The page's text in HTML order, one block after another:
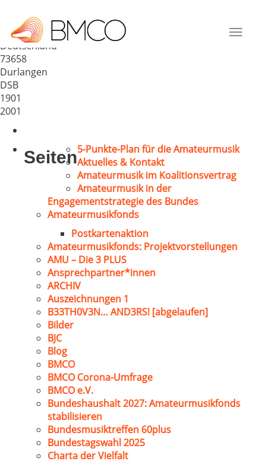
Toggle
„Concordia“ Durlangen e.V.
Deutschland
73658
Durlangen
DSB
1901
2001
Seiten5-Punkte-Plan für die Amateurmusik
Aktuelles & Kontakt
Amateurmusik im Koalitionsvertrag
Amateurmusik in der
Engagementstrategie des Bundes
Amateurmusikfonds
Postkartenaktion
Amateurmusikfonds: Projektvorstellungen
AMU – Die 3 PLUS
Ansprechpartner*innen
ARCHIV
Auszeichnungen 1
B33TH0V3N… AND3RS! [abgelaufen]
Bilder
BJC
Blog
BMCO
BMCO Corona-Umfrage
BMCO e.V.
Bundeshaushalt 2027: Amateurmusikfonds
stabilisieren
Bundesmusiktreffen 60plus
Bundestagswahl 2025
Charta der Vielfalt